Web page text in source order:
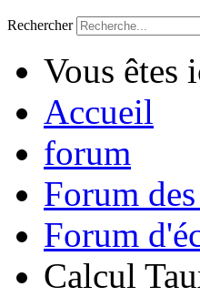
Rechercher
Vous êtes
Accueil
forum
Forum
Forum
Calcul